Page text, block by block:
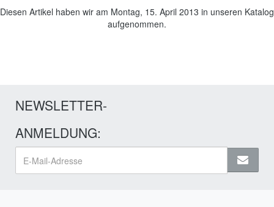
Diesen Artikel haben wir am Montag, 15. April 2013 in unseren Katalog
aufgenommen.
NEWSLETTER-
ANMELDUNG: